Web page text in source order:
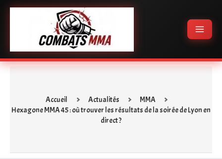
Aller
Menu
Accueil Actualités
MMA
Hexagone MMA 45 : où trouver les résultats de la soirée de Lyon en
direct ?